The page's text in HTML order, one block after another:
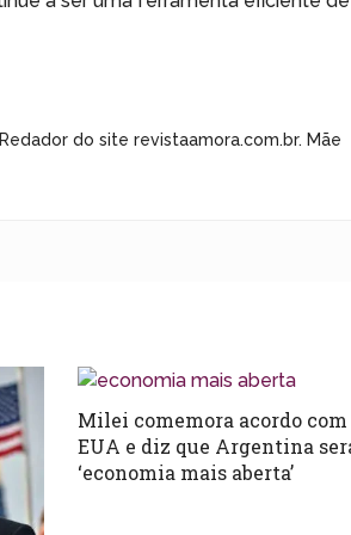
do site revistaamora.com.br. Mãe
Milei comemora acordo com
EUA e diz que Argentina
‘economia mais aberta’